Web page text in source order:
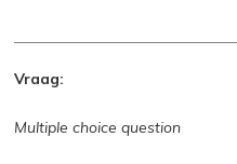
Vraag:
Multiple choice question